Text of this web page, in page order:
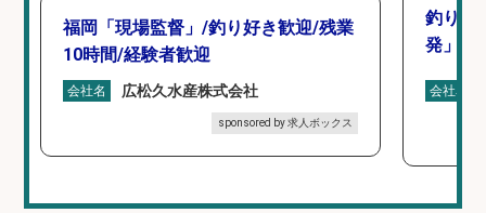
福岡「現場監督」/釣り好き歓迎/残業
10時間/経験者歓迎
会社名 広松久水産株式会社
sponsored by 求人ボックス
釣り好
発」/
会社名